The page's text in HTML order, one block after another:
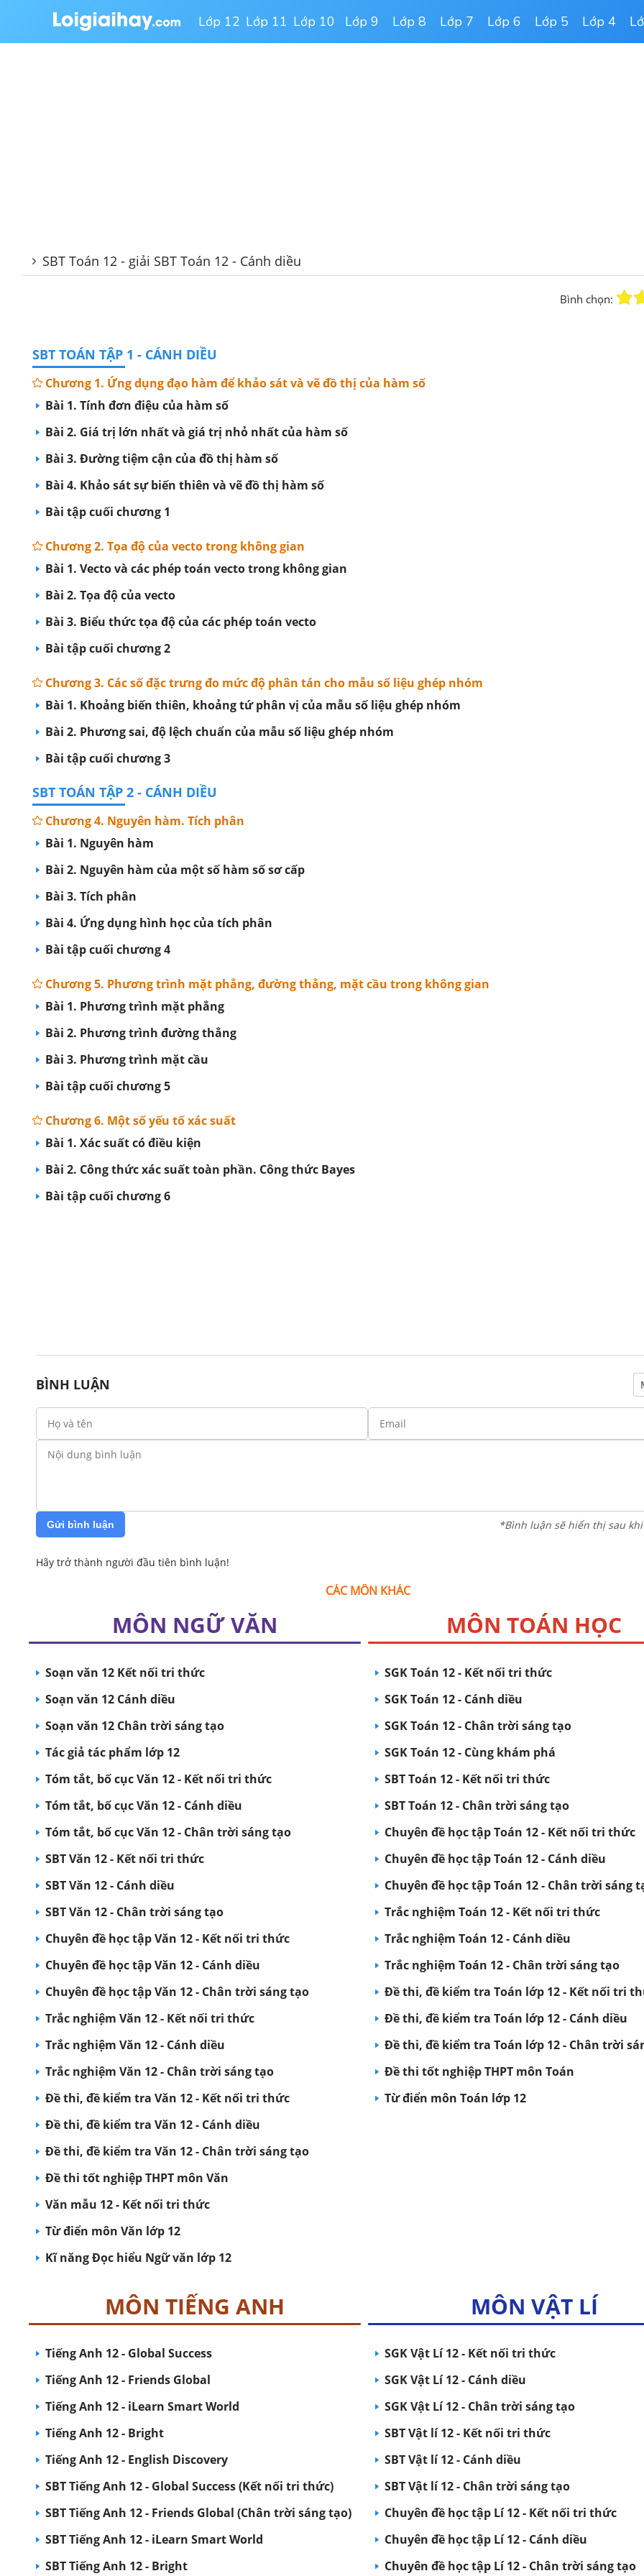
Lớp 12 Lớp 11 Lớp 10 Lớp 9 Lớp 8 Lớp 7 Lớp 6 Lớp 5 Lớp 4
SBT Toán 12 - giải SBT Toán 12 - Cánh diều
Bình chọn:
SBT TOÁN TẬP 1 - CÁNH DIỀU
Chương 1. Ứng dụng đạo hàm để khảo sát và vẽ đồ thị của hàm số
Bài 1. Tính đơn điệu của hàm số
Bài 2. Giá trị lớn nhất và giá trị nhỏ nhất của hàm số
Bài 3. Đường tiệm cận của đồ thị hàm số
Bài 4. Khảo sát sự biến thiên và vẽ đồ thị hàm số
Bài tập cuối chương 1
Chương 2. Tọa độ của vecto trong không gian
Bài 1. Vecto và các phép toán vecto trong không gian
Bài 2. Tọa độ của vecto
Bài 3. Biểu thức tọa độ của các phép toán vecto
Bài tập cuối chương 2
Chương 3. Các số đặc trưng đo mức độ phân tán cho mẫu số liệu ghép nhóm
Bài 1. Khoảng biến thiên, khoảng tứ phân vị của mẫu số liệu ghép nhóm
Bài 2. Phương sai, độ lệch chuẩn của mẫu số liệu ghép nhóm
Bài tập cuối chương 3
SBT TOÁN TẬP 2 - CÁNH DIỀU
Chương 4. Nguyên hàm. Tích phân
Bài 1. Nguyên hàm
Bài 2. Nguyên hàm của một số hàm số sơ cấp
Bài 3. Tích phân
Bài 4. Ứng dụng hình học của tích phân
Bài tập cuối chương 4
Chương 5. Phương trình mặt phẳng, đường thẳng, mặt cầu trong không gian
Bài 1. Phương trình mặt phẳng
Bài 2. Phương trình đường thẳng
Bài 3. Phương trình mặt cầu
Bài tập cuối chương 5
Chương 6. Một số yếu tố xác suất
Bài 1. Xác suất có điều kiện
Bài 2. Công thức xác suất toàn phần. Công thức Bayes
Bài tập cuối chương 6
BÌNH LUẬN
Gửi bình luận *Bình luận sẽ hiển thị sau
Hãy trở thành người đầu tiên bình luận!
CÁC MÔN KHÁC
MÔN NGỮ VĂN
Soạn văn 12 Kết nối tri thức
Soạn văn 12 Cánh diều
Soạn văn 12 Chân trời sáng tạo
Tác giả tác phẩm lớp 12
Tóm tắt, bố cục Văn 12 - Kết nối tri thức
Tóm tắt, bố cục Văn 12 - Cánh diều
Tóm tắt, bố cục Văn 12 - Chân trời sáng tạo
SBT Văn 12 - Kết nối tri thức
SBT Văn 12 - Cánh diều
SBT Văn 12 - Chân trời sáng tạo
Chuyên đề học tập Văn 12 - Kết nối tri thức
Chuyên đề học tập Văn 12 - Cánh diều
Chuyên đề học tập Văn 12 - Chân trời sáng tạo
Trắc nghiệm Văn 12 - Kết nối tri thức
Trắc nghiệm Văn 12 - Cánh diều
Trắc nghiệm Văn 12 - Chân trời sáng tạo
Đề thi, đề kiểm tra Văn 12 - Kết nối tri thức
Đề thi, đề kiểm tra Văn 12 - Cánh diều
Đề thi, đề kiểm tra Văn 12 - Chân trời sáng tạo
Đề thi tốt nghiệp THPT môn Văn
Văn mẫu 12 - Kết nối tri thức
Từ điển môn Văn lớp 12
Kĩ năng Đọc hiểu Ngữ văn lớp 12
MÔN TOÁN HỌC
SGK Toán 12 - Kết nối tri thức
SGK Toán 12 - Cánh diều
SGK Toán 12 - Chân trời sáng tạo
SGK Toán 12 - Cùng khám phá
SBT Toán 12 - Kết nối tri thức
SBT Toán 12 - Chân trời sáng tạo
Chuyên đề học tập Toán 12 - Kết nối tri thức
Chuyên đề học tập Toán 12 - Cánh diều
Chuyên đề học tập Toán 12 - Chân trời sáng
Trắc nghiệm Toán 12 - Kết nối tri thức
Trắc nghiệm Toán 12 - Cánh diều
Trắc nghiệm Toán 12 - Chân trời sáng tạo
Đề thi, đề kiểm tra Toán lớp 12 - Kết nối tri
Đề thi, đề kiểm tra Toán lớp 12 - Cánh diều
Đề thi, đề kiểm tra Toán lớp 12 - Chân trời
Đề thi tốt nghiệp THPT môn Toán
Từ điển môn Toán lớp 12
MÔN TIẾNG ANH
Tiếng Anh 12 - Global Success
Tiếng Anh 12 - Friends Global
Tiếng Anh 12 - iLearn Smart World
Tiếng Anh 12 - Bright
Tiếng Anh 12 - English Discovery
SBT Tiếng Anh 12 - Global Success (Kết nối tri thức)
SBT Tiếng Anh 12 - Friends Global (Chân trời sáng tạo)
SBT Tiếng Anh 12 - iLearn Smart World
SBT Tiếng Anh 12 - Bright
MÔN VẬT LÍ
SGK Vật Lí 12 - Kết nối tri thức
SGK Vật Lí 12 - Cánh diều
SGK Vật Lí 12 - Chân trời sáng tạo
SBT Vật lí 12 - Kết nối tri thức
SBT Vật lí 12 - Cánh diều
SBT Vật lí 12 - Chân trời sáng tạo
Chuyên đề học tập Lí 12 - Kết nối tri thức
Chuyên đề học tập Lí 12 - Cánh diều
Chuyên đề học tập Lí 12 - Chân trời sáng tạo